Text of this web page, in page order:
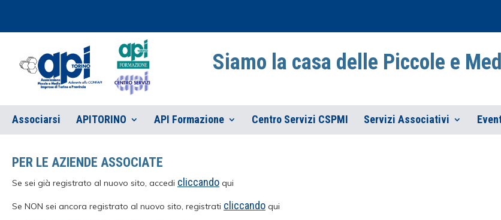
Siamo la casa delle Piccole e
Associarsi APITORINO API Formazione Centro Servizi CSPMI Servizi Associativi
PER LE AZIENDE ASSOCIATE
Se sei già registrato al nuovo sito, accedi cliccando qui
Se NON sei ancora registrato al nuovo sito, registrati cliccando qui